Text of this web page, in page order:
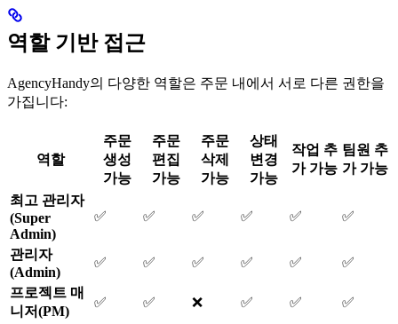
역할 기반 접근
AgencyHandy의 다양한 역할은 주문 내에서 서로 다른 권한을
가집니다:
역할
주문
생성
가능
주문
편집
가능
주문
삭제
가능
상태
변경
가능
작업 추
가 가능
팀원 추
가 가능
최고 관리자
(Super
Admin)
✅ ✅ ✅ ✅ ✅ ✅
관리자
(Admin)
✅ ✅ ✅ ✅ ✅
✅
프로젝트 매
니저(PM)
✅ ✅ ❌ ✅ ✅ ✅